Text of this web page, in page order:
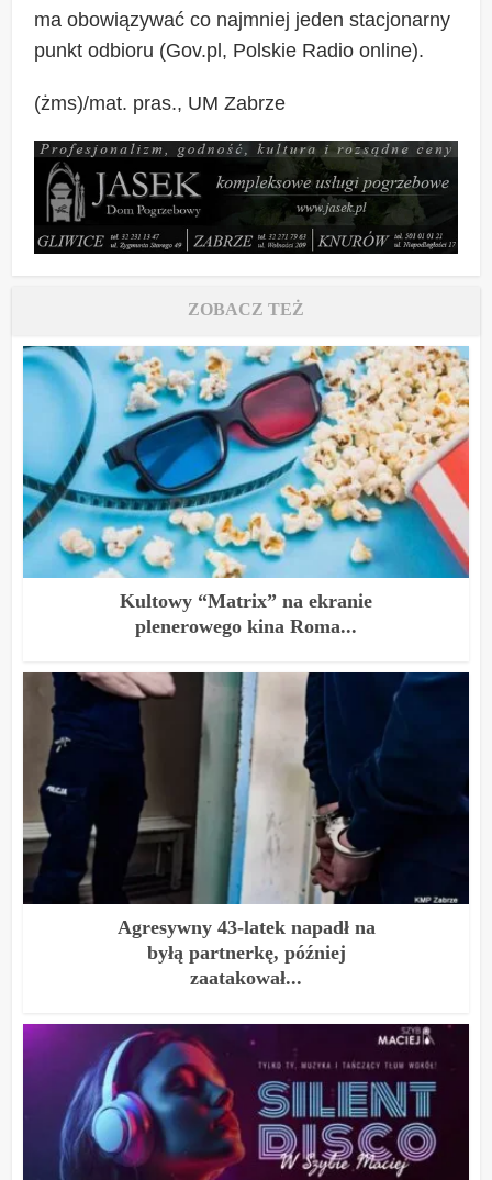
ma obowiązywać co najmniej jeden stacjonarny
punkt odbioru (Gov.pl, Polskie Radio online).
(żms)/mat. pras., UM Zabrze
ZOBACZ TEŻ
Kultowy “Matrix” na ekranie
plenerowego kina Roma...
Agresywny 43-latek napadł na
byłą partnerkę, później
zaatakował...